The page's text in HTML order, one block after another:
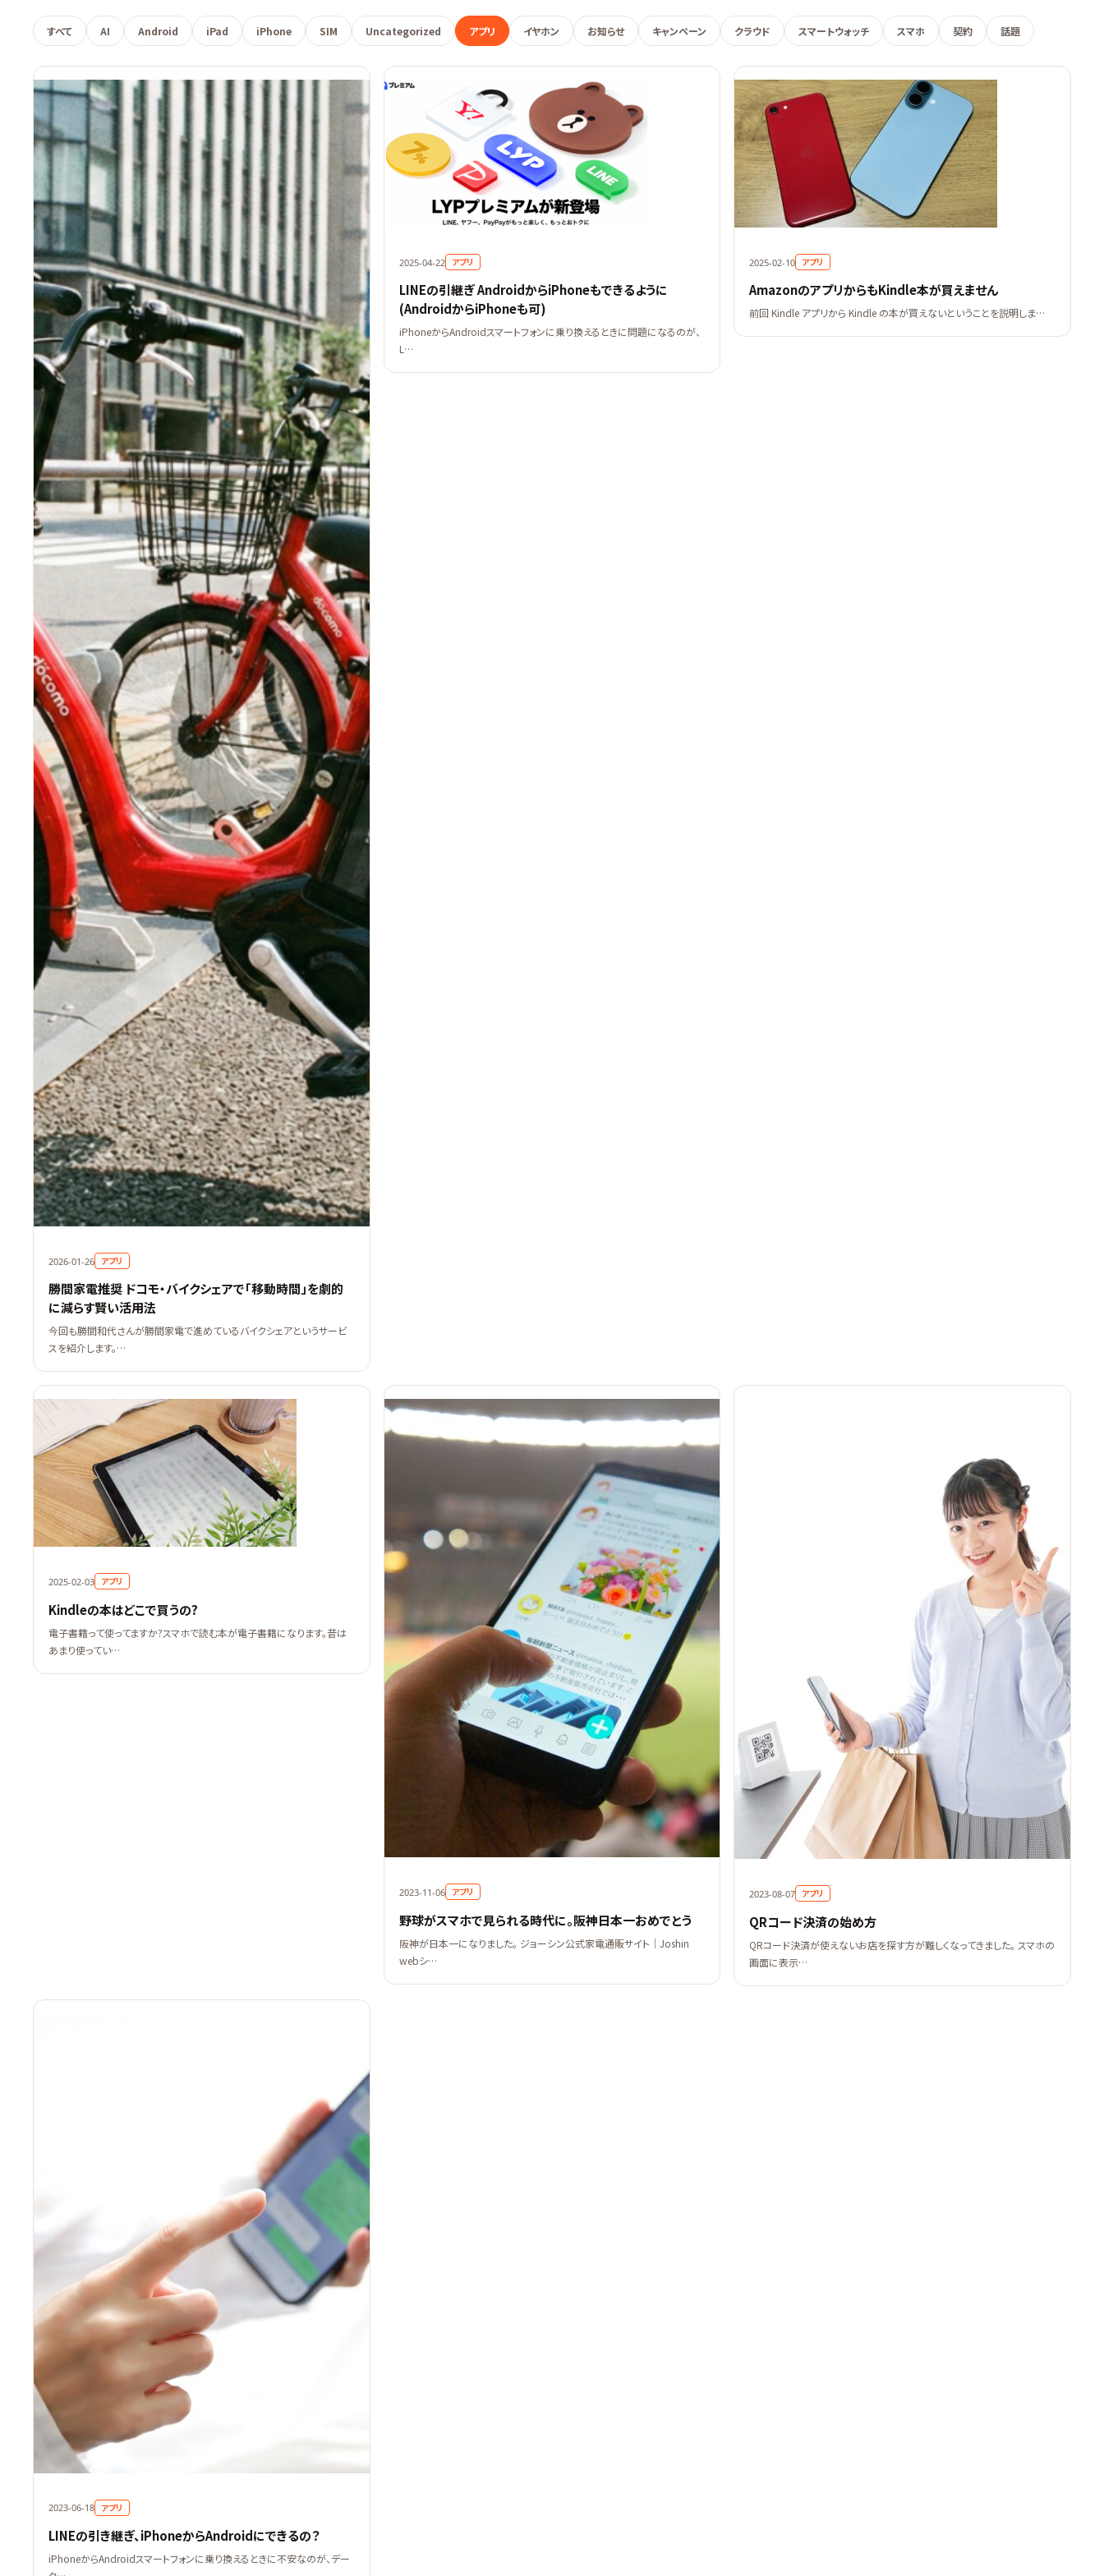
すべて AI Android iPad iPhone SIM Uncategorized アプリ イヤホン お知らせ キャンペーン クラウド スマートウォッチ スマホ 契約 話題
2026-01-26 アプリ
勝間家電推奨 ドコモ・バイクシェアで「移動時間」を劇的
に減らす賢い活用法
今回も勝間和代さんが勝間家電で進めているバイクシェアというサービ
スを紹介します。…
2025-04-22 アプリ
LINEの引継ぎ AndroidからiPhoneもできるように
(AndroidからiPhoneも可)
iPhoneからAndroidスマートフォンに乗り換えるときに問題になるのが、
L…
2025-02-10 アプリ
AmazonのアプリからもKindle本が買えません
前回 Kindle アプリから Kindle の本が買えないということを説明しま…
2025-02-03 アプリ
Kindleの本はどこで買うの?
電子書籍って使ってますか?スマホで読む本が電子書籍になります。昔は
あまり使ってい…
2023-11-06 アプリ
野球がスマホで見られる時代に。阪神日本一おめでとう
阪神が日本一になりました。 ジョーシン公式家電通販サイト｜Joshin
webシ…
2023-08-07 アプリ
QRコード決済の始め方
QRコード決済が使えないお店を探す方が難しくなってきました。 スマホの
画面に表示…
2023-06-18 アプリ
LINEの引き継ぎ、iPhoneからAndroidにできるの？
iPhoneからAndroidスマートフォンに乗り換えるときに不安なのが、デー